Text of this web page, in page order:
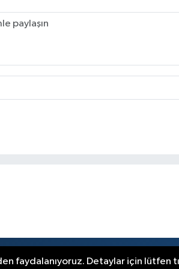
faydalanıyoruz. Detaylar için lütfen